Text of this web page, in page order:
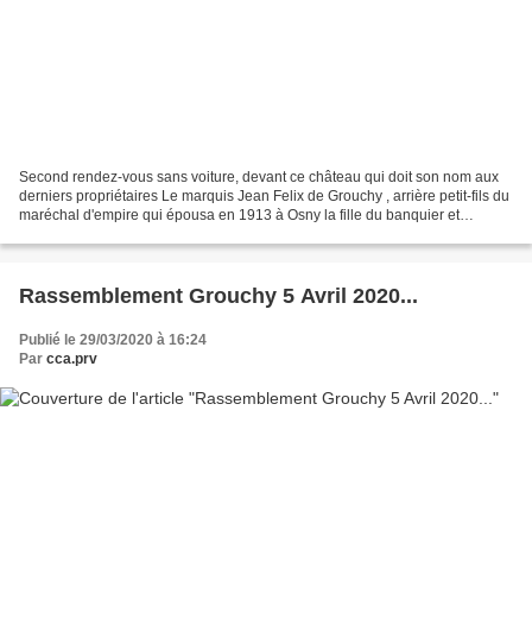
Second rendez-vous sans voiture, devant ce château qui doit son nom aux
derniers propriétaires Le marquis Jean Felix de Grouchy , arrière petit-fils du
maréchal d'empire qui épousa en 1913 à Osny la fille du banquier et
Rassemblement Grouchy 5 Avril 2020...
Publié le 29/03/2020 à 16:24
Par cca.prv